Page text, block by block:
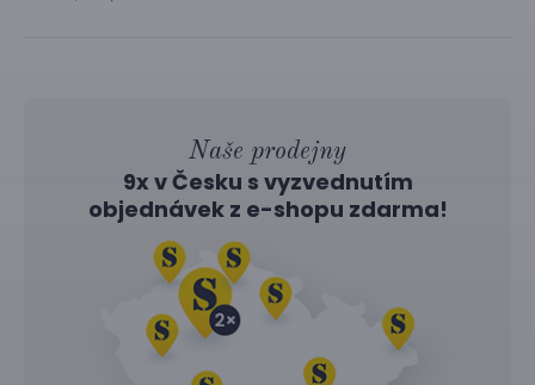
Naše prodejny
9x v Česku s vyzvednutím
objednávek z e-shopu zdarma!